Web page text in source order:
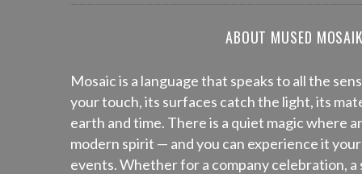
ABOUT MUSED MOSAIK
Mosaic is a language that speaks to all the
your touch, its surfaces catch the light, its
earth and time. There is a quiet magic where
modern spirit — and you can experience it
events. Whether for a company celebration, a